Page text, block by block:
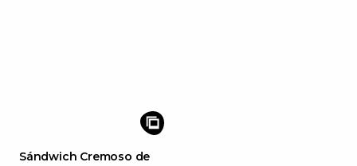
Sándwich Cremoso de